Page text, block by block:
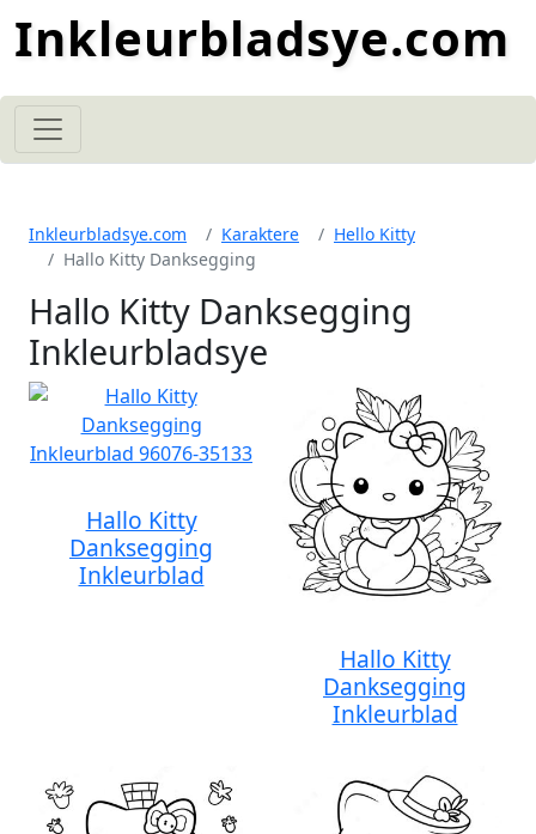
Inkleurbladsye.com
Inkleurbladsye.com Karaktere
Hello Kitty
Hallo Kitty Danksegging
Hallo Kitty Danksegging
Inkleurbladsye
Hallo Kitty
Danksegging
Inkleurblad
Hallo Kitty
Danksegging
Inkleurblad